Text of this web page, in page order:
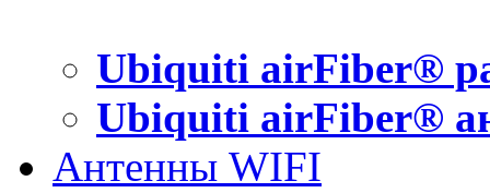
Ubiquiti airFiber®
Ubiquiti airFiber®
Антенны WIFI